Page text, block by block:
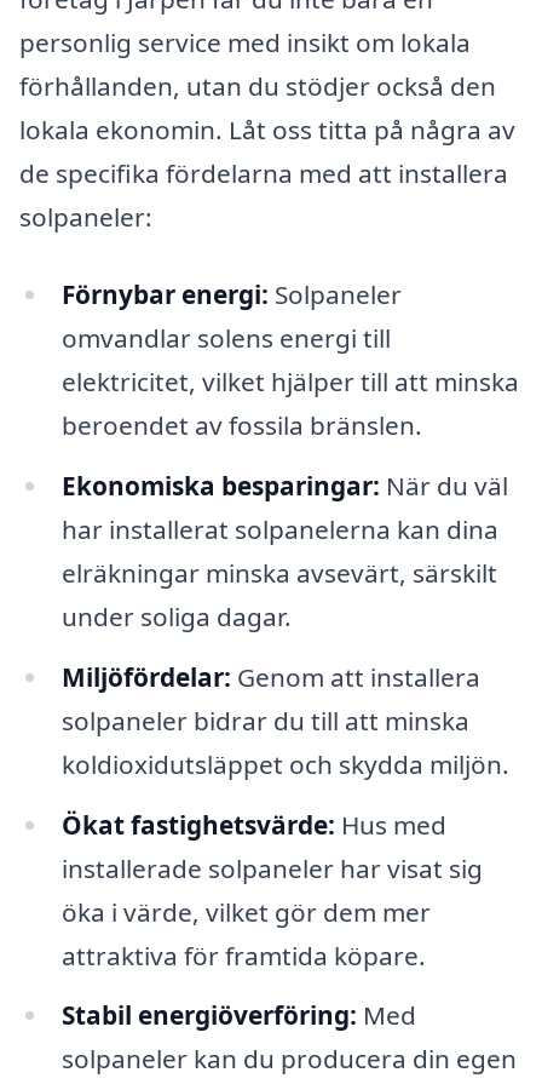
personlig service med insikt om lokala
förhållanden, utan du stödjer också den
lokala ekonomin. Låt oss titta på några av
de specifika fördelarna med att installera
solpaneler:
Förnybar energi: Solpaneler
omvandlar solens energi till
elektricitet, vilket hjälper till att minska
beroendet av fossila bränslen.
Ekonomiska besparingar: När du väl
har installerat solpanelerna kan dina
elräkningar minska avsevärt, särskilt
under soliga dagar.
Miljöfördelar: Genom att installera
solpaneler bidrar du till att minska
koldioxidutsläppet och skydda miljön.
Ökat fastighetsvärde: Hus med
installerade solpaneler har visat sig
öka i värde, vilket gör dem mer
attraktiva för framtida köpare.
Stabil energiöverföring: Med
solpaneler kan du producera din egen